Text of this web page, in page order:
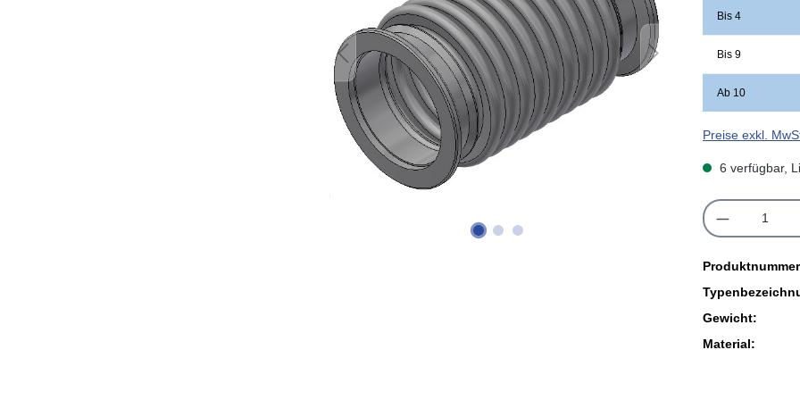
Bis 4
Bis 9
Ab 10
Preise exkl.
6 verfügbar,
Produkt
Gewicht:
Material: